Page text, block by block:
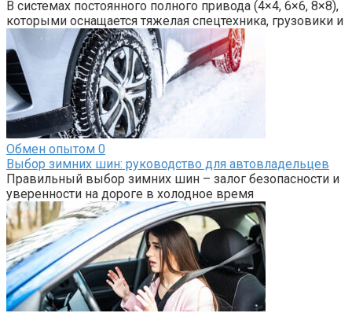
В системах постоянного полного привода (4×4, 6×6, 8×8),
которыми оснащается тяжелая спецтехника, грузовики и
Обмен опытом 0
Выбор зимних шин: руководство для автовладельцев
Правильный выбор зимних шин – залог безопасности и
уверенности на дороге в холодное время